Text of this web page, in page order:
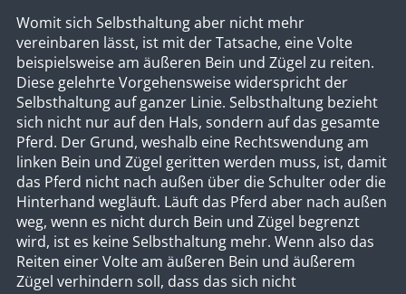
Womit sich Selbsthaltung aber nicht mehr
vereinbaren lässt, ist mit der Tatsache, eine Volte
beispielsweise am äußeren Bein und Zügel zu reiten.
Diese gelehrte Vorgehensweise widerspricht der
Selbsthaltung auf ganzer Linie. Selbsthaltung bezieht
sich nicht nur auf den Hals, sondern auf das gesamte
Pferd. Der Grund, weshalb eine Rechtswendung am
linken Bein und Zügel geritten werden muss, ist, damit
das Pferd nicht nach außen über die Schulter oder die
Hinterhand wegläuft. Läuft das Pferd aber nach außen
weg, wenn es nicht durch Bein und Zügel begrenzt
wird, ist es keine Selbsthaltung mehr. Wenn also das
Reiten einer Volte am äußeren Bein und äußerem
Zügel verhindern soll, dass das sich nicht